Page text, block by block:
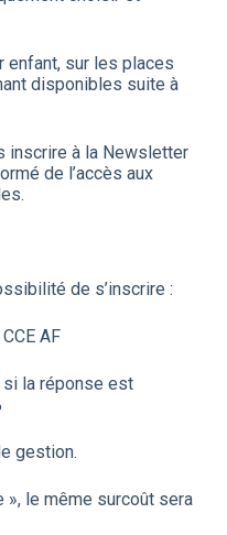
enfant, sur les places
disponibles suite à
inscrire à la Newsletter
de l’accès aux
de s’inscrire :
AF
la réponse est
gestion.
le même surcoût sera